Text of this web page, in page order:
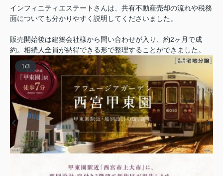
インフィニティエステートさんは、共有不動産売却の流れや税務
面についても分かりやすく説明してくださいました。
販売開始後は建築会社様から問い合わせが入り、約2ヶ月で成
約。相続人全員が納得できる形で整理することができました。
1/3